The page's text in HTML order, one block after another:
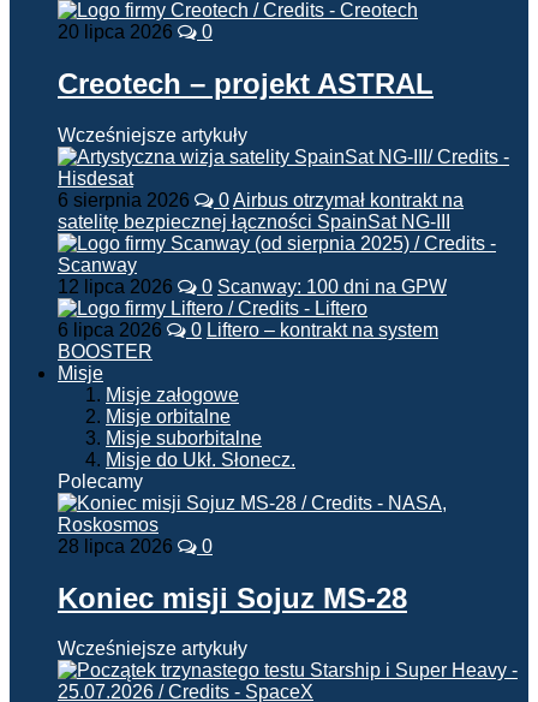
20 lipca 2026 0
Creotech – projekt ASTRAL
Wcześniejsze artykuły
6 sierpnia 2026 0Airbus otrzymał kontrakt na
satelitę bezpiecznej łączności SpainSat NG-III
12 lipca 2026 0 Scanway: 100 dni na GPW
6 lipca 2026 0 Liftero – kontrakt na system
BOOSTER
Misje
Misje załogowe
Misje orbitalne
Misje suborbitalne
Misje do Ukł. Słonecz.
Polecamy
28 lipca 2026 0
Koniec misji Sojuz MS-28
Wcześniejsze artykuły